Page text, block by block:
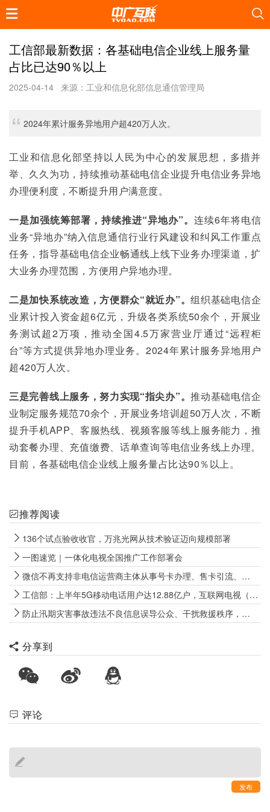
工信部最新数据：各基础电信企业线上服务量
占比已达90％以上
2025-04-14 来源：工业和信息化部信息通信管理局
2024年累计服务异地用户超420万人次。
工业和信息化部坚持以人民为中心的发展思想，多措并
举、久久为功，持续推动基础电信企业提升电信业务异地
办理便利度，不断提升用户满意度。
一是加强统筹部署，持续推进“异地办”。 连续6年将电信
业务“异地办”纳入信息通信行业行风建设和纠风工作重点
任务，指导基础电信企业畅通线上线下业务办理渠道，扩
大业务办理范围，方便用户异地办理。
二是加快系统改造，方便群众“就近办”。组织基础电信企
业累计投入资金超6亿元，升级各类系统50余个，开展业
务测试超2万项，推动全国4.5万家营业厅通过“远程柜
台”等方式提供异地办理业务。2024年累计服务异地用户
超420万人次。
三是完善线上服务，努力实现“指尖办”。推动基础电信企
业制定服务规范70余个，开展业务培训超50万人次，不断
提升手机APP、客服热线、视频客服等线上服务能力，推
动套餐办理、充值缴费、话单查询等电信业务线上办理。
目前，各基础电信企业线上服务量占比达90％以上。
推荐阅读
136个试点验收收官，万兆光网从技术验证迈向规模部署
一图速览｜一体化电视全国推广工作部署会
微信不再支持非电信运营商主体从事号卡办理、售卡引流、代办开卡等经营行为
工信部：上半年5G移动电话用户达12.88亿户，互联网电视（IPTV、OTT）用户数达4.09亿户
防止汛期灾害事故违法不良信息误导公众、干扰救援秩序，两部门出手
分享到
评论
发布